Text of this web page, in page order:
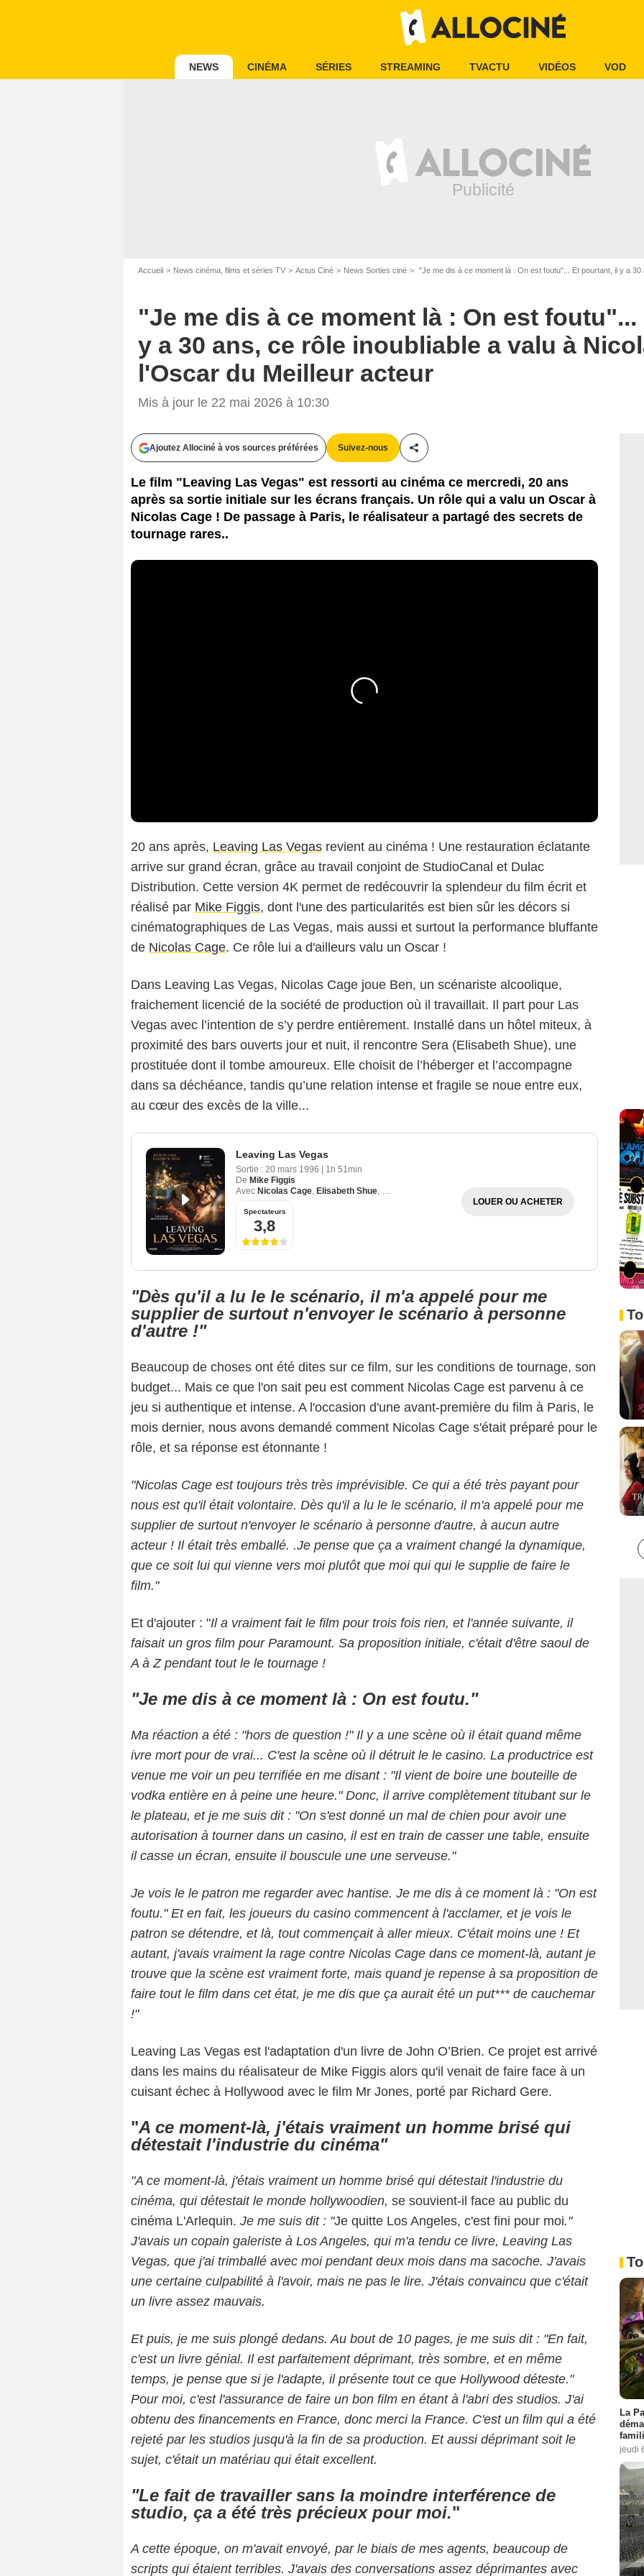
NEWS CINÉMA SÉRIES STREAMING TVACTU VIDÉOS VOD
Accueil News cinéma, films et séries TV Actus Ciné News Sorties ciné "Je me dis à ce moment là : On est foutu"... Et pourtant, il y a 30 ans, ce
"Je me dis à ce moment là : On est
y a 30 ans, ce rôle inoubliable a valu à
l'Oscar du Meilleur acteur
Mis à jour le 22 mai 2026 à 10:30
Ajoutez Allociné à vos sources préférées Suivez-nous
Partager cet article
Le film "Leaving Las Vegas" est ressorti au cinéma ce mercredi, 20 ans
après sa sortie initiale sur les écrans français. Un rôle qui a valu un Oscar à
Nicolas Cage ! De passage à Paris, le réalisateur a partagé des secrets de
tournage rares..
20 ans après, Leaving Las Vegas revient au cinéma ! Une restauration éclatante
arrive sur grand écran, grâce au travail conjoint de StudioCanal et Dulac
Distribution. Cette version 4K permet de redécouvrir la splendeur du film écrit et
réalisé par Mike Figgis, dont l'une des particularités est bien sûr les décors si
cinématographiques de Las Vegas, mais aussi et surtout la performance bluffante
de Nicolas Cage. Ce rôle lui a d'ailleurs valu un Oscar !
Dans Leaving Las Vegas, Nicolas Cage joue Ben, un scénariste alcoolique,
fraichement licencié de la société de production où il travaillait. Il part pour Las
Vegas avec l’intention de s’y perdre entièrement. Installé dans un hôtel miteux, à
proximité des bars ouverts jour et nuit, il rencontre Sera (Elisabeth Shue), une
prostituée dont il tombe amoureux. Elle choisit de l’héberger et l’accompagne
dans sa déchéance, tandis qu’une relation intense et fragile se noue entre eux,
au cœur des excès de la ville...
Leaving Las Vegas
Sortie : 20 mars 1996
1h 51min
De Mike Figgis
Avec Nicolas Cage, Elisabeth Shue, Steven Weber
Spectateurs
3,8
LOUER OU ACHETER
"Dès qu'il a lu le le scénario, il m'a appelé pour me
supplier de surtout n'envoyer le scénario à personne
d'autre !"
Beaucoup de choses ont été dites sur ce film, sur les conditions de tournage, son
budget... Mais ce que l'on sait peu est comment Nicolas Cage est parvenu à ce
jeu si authentique et intense. A l'occasion d'une avant-première du film à Paris, le
mois dernier, nous avons demandé comment Nicolas Cage s'était préparé pour le
rôle, et sa réponse est étonnante !
"Nicolas Cage est toujours très très imprévisible. Ce qui a été très payant pour
nous est qu'il était volontaire. Dès qu'il a lu le le scénario, il m'a appelé pour me
supplier de surtout n'envoyer le scénario à personne d'autre, à aucun autre
acteur ! Il était très emballé. .Je pense que ça a vraiment changé la dynamique,
que ce soit lui qui vienne vers moi plutôt que moi qui qui le supplie de faire le
film."
Et d'ajouter : "Il a vraiment fait le film pour trois fois rien, et l'année suivante, il
faisait un gros film pour Paramount. Sa proposition initiale, c'était d'être saoul de
A à Z pendant tout le le tournage !
"Je me dis à ce moment là : On est foutu."
Ma réaction a été : "hors de question !" Il y a une scène où il était quand même
ivre mort pour de vrai... C'est la scène où il détruit le le casino. La productrice est
venue me voir un peu terrifiée en me disant : "Il vient de boire une bouteille de
vodka entière en à peine une heure." Donc, il arrive complètement titubant sur le
le plateau, et je me suis dit : "On s'est donné un mal de chien pour avoir une
autorisation à tourner dans un casino, il est en train de casser une table, ensuite
il casse un écran, ensuite il bouscule une une serveuse."
Je vois le le patron me regarder avec hantise. Je me dis à ce moment là : "On est
foutu." Et en fait, les joueurs du casino commencent à l'acclamer, et je vois le
patron se détendre, et là, tout commençait à aller mieux. C'était moins une ! Et
autant, j'avais vraiment la rage contre Nicolas Cage dans ce moment-là, autant je
trouve que la scène est vraiment forte, mais quand je repense à sa proposition de
faire tout le film dans cet état, je me dis que ça aurait été un put*** de cauchemar
!"
Leaving Las Vegas est l'adaptation d'un livre de John O’Brien. Ce projet est arrivé
dans les mains du réalisateur de Mike Figgis alors qu'il venait de faire face à un
cuisant échec à Hollywood avec le film Mr Jones, porté par Richard Gere.
"A ce moment-là, j'étais vraiment un homme brisé qui
détestait l'industrie du cinéma"
"A ce moment-là, j'étais vraiment un homme brisé qui détestait l'industrie du
cinéma, qui détestait le monde hollywoodien, se souvient-il face au public du
cinéma L'Arlequin. Je me suis dit : "Je quitte Los Angeles, c'est fini pour moi."
J'avais un copain galeriste à Los Angeles, qui m'a tendu ce livre, Leaving Las
Vegas, que j'ai trimballé avec moi pendant deux mois dans ma sacoche. J'avais
une certaine culpabilité à l'avoir, mais ne pas le lire. J'étais convaincu que c'était
un livre assez mauvais.
Et puis, je me suis plongé dedans. Au bout de 10 pages, je me suis dit : "En fait,
c'est un livre génial. Il est parfaitement déprimant, très sombre, et en même
temps, je pense que si je l'adapte, il présente tout ce que Hollywood déteste."
Pour moi, c'est l'assurance de faire un bon film en étant à l'abri des studios. J'ai
obtenu des financements en France, donc merci la France. C'est un film qui a été
rejeté par les studios jusqu'à la fin de sa production. Et aussi déprimant soit le
sujet, c'était un matériau qui était excellent.
"Le fait de travailler sans la moindre interférence de
studio, ça a été très précieux pour moi."
A cette époque, on m'avait envoyé, par le biais de mes agents, beaucoup de
scripts qui étaient terribles. J'avais des conversations assez déprimantes avec
La
jeudi